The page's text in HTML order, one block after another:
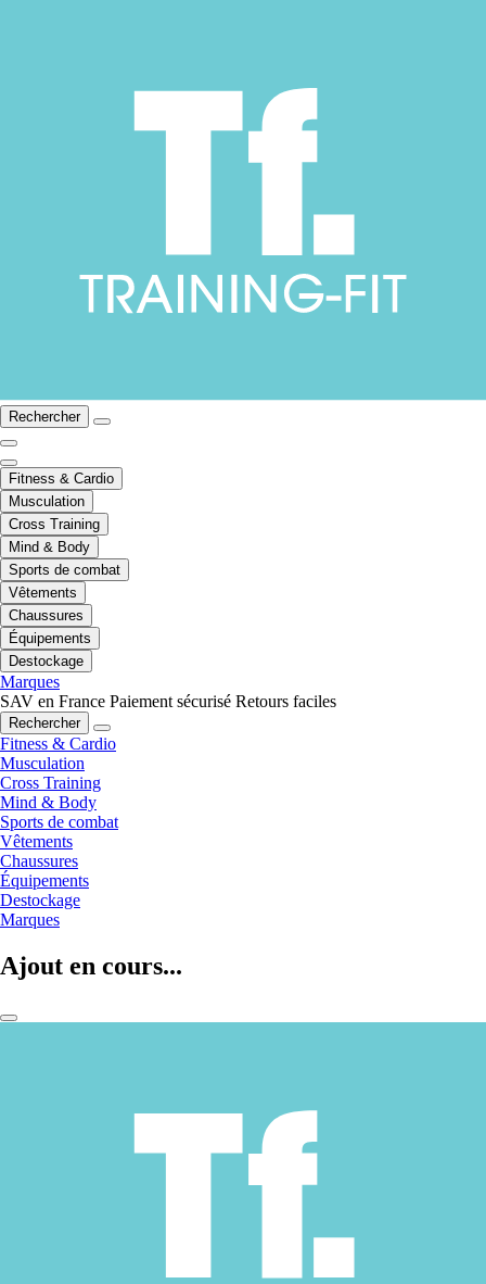
Rechercher
Fitness & Cardio
Musculation
Cross Training
Mind & Body
Sports de combat
Vêtements
Chaussures
Équipements
Destockage
Marques
SAV en France Paiement sécurisé Retours faciles
Rechercher
Fitness & Cardio
Musculation
Cross Training
Mind & Body
Sports de combat
Vêtements
Chaussures
Équipements
Destockage
Marques
Ajout en cours...